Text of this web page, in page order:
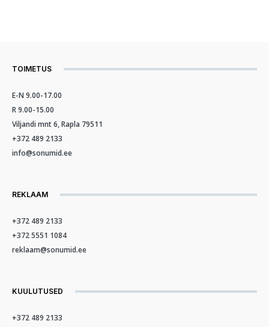
TOIMETUS
E-N 9.00-17.00
R 9.00-15.00
Viljandi mnt 6, Rapla 79511
+372 489 2133
info@sonumid.ee
REKLAAM
+372 489 2133
+372 5551 1084
reklaam@sonumid.ee
KUULUTUSED
+372 489 2133